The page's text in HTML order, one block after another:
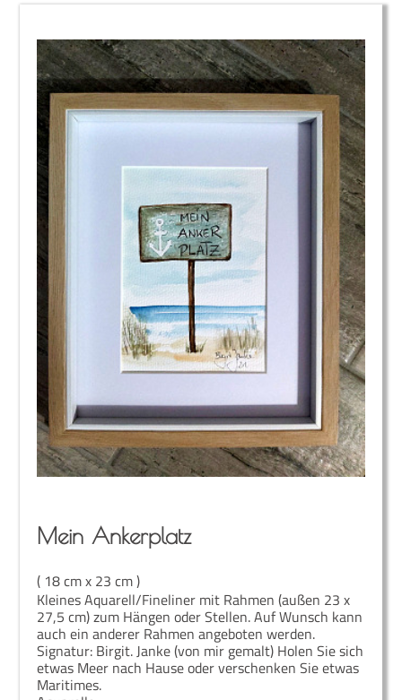
Mein Anker­platz
( 18 cm x 23 cm )
Kleines Aquarell/Fineliner mit Rahmen (außen 23 x
27,5 cm) zum Hängen oder Stellen. Auf Wunsch kann
auch ein anderer Rahmen angeboten werden.
Signatur: Birgit. Janke (von mir gemalt) Holen Sie sich
etwas Meer nach Hause oder verschenken Sie etwas
Maritimes.